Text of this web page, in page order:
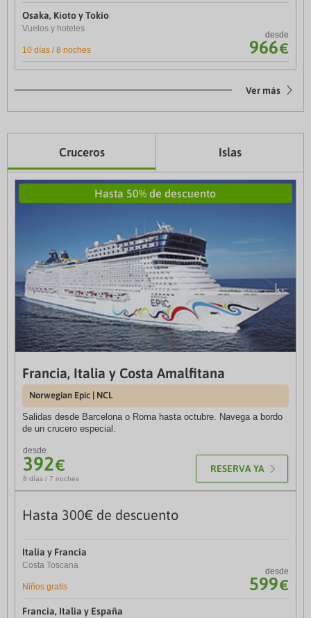
Osaka, Kioto y Tokio
Vuelos y hoteles
10 días / 8 noches
desde
966€
Ver más
Gran Hotel Del Coto
Matalascañas. España 54€
Cruceros Islas
Hasta 50% de descuento
Francia, Italia y Costa Amalfitana
Norwegian Epic | NCL
Salidas desde Barcelona o Roma hasta octubre. Navega a bordo
de un crucero especial.
desde
392€
8 días / 7 noches
RESERVA YA
Hasta 300€ de descuento
Italia y Francia
Costa Toscana
Niños gratis
desde
599€
Francia, Italia y España
Canarias
Vuelo + Hotel + Traslados
Descubre todo el encanto de la isla canaria y su espectacular
playa de Maspalomas, una de las más conocidas de la isla.
desde
627€
8 días / 7 noches
RESERVA YA
Hasta 10% de descuento
Tenerife
Vuelo + Hotel + Traslados
8 días / 7 noches
desde
1.066€
Lanzarote